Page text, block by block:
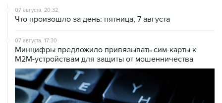
07 августа, 20:32
Что произошло за день: пятница, 7 августа
07 августа, 17:30
Минцифры предложило привязывать сим-карты к
M2M-устройствам для защиты от мошенничества